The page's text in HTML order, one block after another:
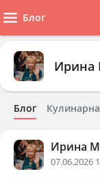
Блог
Ирина
Блог
Ирина
07.06.2026